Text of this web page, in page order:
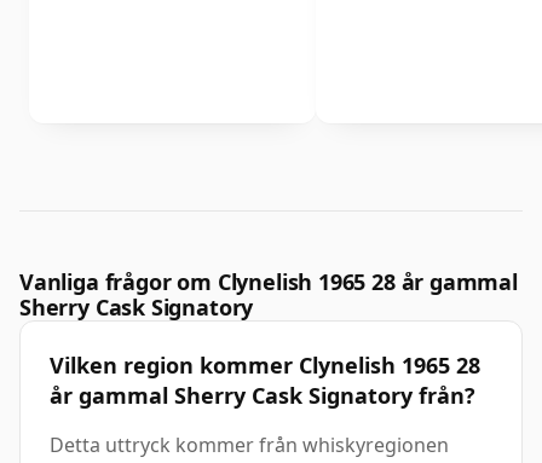
Vanliga frågor om Clynelish 1965 28 år gammal
Sherry Cask Signatory
Vilken region kommer Clynelish 1965 28
år gammal Sherry Cask Signatory från?
Detta uttryck kommer från whiskyregionen